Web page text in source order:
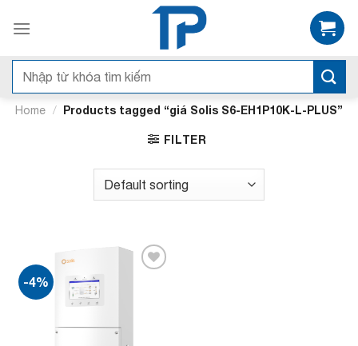
qua
dungSearch
Home / Products tagged “giá Solis S6-EH1P10K-L-PLUS”
FILTER
-4%